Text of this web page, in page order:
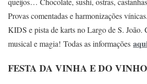
Provas comentadas e harmonizações
KIDS e pista de karts no Largo de S. João.
musical e magia! Todas as informações
FESTA DA VINHA E DO VINHO